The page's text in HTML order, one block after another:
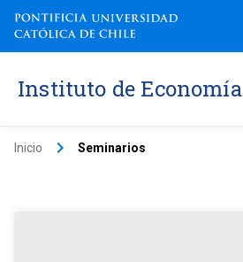
Instituto de Economía
Inicio keyboard_arrow_right Seminarios